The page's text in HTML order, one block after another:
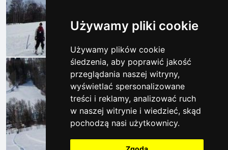
Używamy pliki cookie
Używamy plików cookie
śledzenia, aby poprawić jakość
przeglądania naszej witryny,
wyświetlać spersonalizowane
treści i reklamy, analizować ruch
w naszej witrynie i wiedzieć, skąd
pochodzą nasi użytkownicy.